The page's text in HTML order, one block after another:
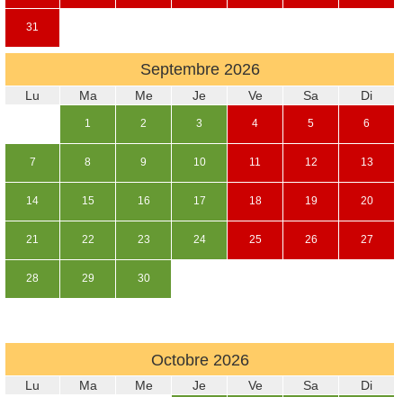
31
Septembre 2026
Lu Ma Me Je Ve Sa Di
1 2 3 4 5 6
7 8 9 10 11 12 13
14 15 16 17 18 19 20
21 22 23 24 25 26 27
28 29 30
Octobre 2026
Lu Ma Me Je Ve Sa Di